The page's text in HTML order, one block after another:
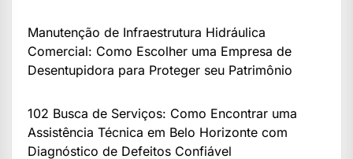
Manutenção de Infraestrutura Hidráulica
Comercial: Como Escolher uma Empresa de
Desentupidora para Proteger seu Patrimônio
102 Busca de Serviços: Como Encontrar uma
Assistência Técnica em Belo Horizonte com
Diagnóstico de Defeitos Confiável